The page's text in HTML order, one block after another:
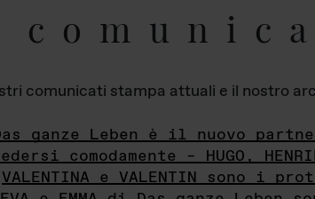
comunicati stampa attuali e il nostro
ganze Leben è il nuovo
comodamente – HUGO,
VALENTINA e VALENTIN sono i